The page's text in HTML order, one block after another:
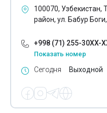
100070, Узбекистан,
район, ул. Бабур
+998 (71) 255-30XX-
Показать номер
Сегодня Выходной